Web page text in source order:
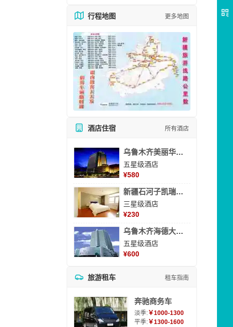
行程地图 更多地图
酒店住宿 所有酒店
乌鲁木齐美丽华大酒
五星级酒店
¥580
新疆石河子凯瑞酒店
三星级酒店
¥230
乌鲁木齐海德大酒店
五星级酒店
¥600
旅游租车 租车指南
奔驰商务车
淡季:￥1000-1300
平季:￥1300-1600